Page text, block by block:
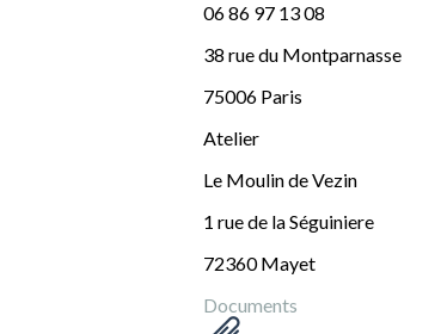
06 86 97 13 08
38 rue du Montparnasse
75006 Paris
Atelier
Le Moulin de Vezin
1 rue de la Séguiniere
72360 Mayet
Documents